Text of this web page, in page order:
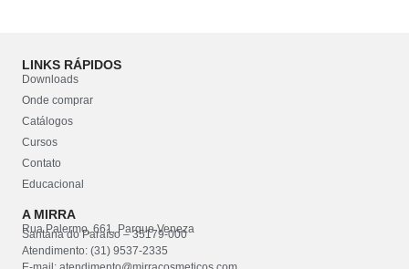
LINKS RÁPIDOS
Downloads
Onde comprar
Catálogos
Cursos
Contato
Educacional
A MIRRA
Rua Palermo, 661, Parque Veneza
Santana do Paraíso – 35179-000
Atendimento: (31) 9537-2335